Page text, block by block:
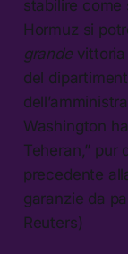
stabilire come
Hormuz si
grandevittoria
del
Washington
Teheran,”
precedente
garanzie da
Reuters)